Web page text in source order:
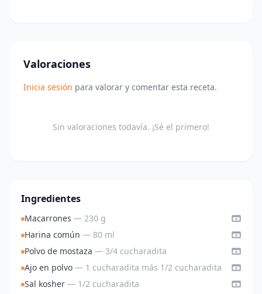
Valoraciones
Inicia sesión para valorar y comentar esta receta.
Sin valoraciones todavía. ¡Sé el primero!
Ingredientes
Macarrones — 230 g
Harina común — 80 ml
Polvo de mostaza — 3/4 cucharadita
Ajo en polvo — 1 cucharadita más 1/2 cucharadita
Sal kosher — 1/2 cucharadita